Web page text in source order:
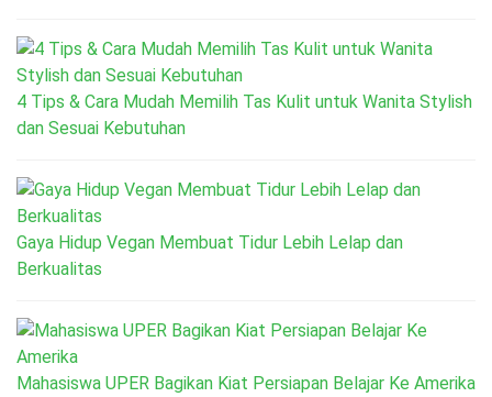
4 Tips & Cara Mudah Memilih Tas Kulit untuk Wanita Stylish
dan Sesuai Kebutuhan
Gaya Hidup Vegan Membuat Tidur Lebih Lelap dan
Berkualitas
Mahasiswa UPER Bagikan Kiat Persiapan Belajar Ke Amerika